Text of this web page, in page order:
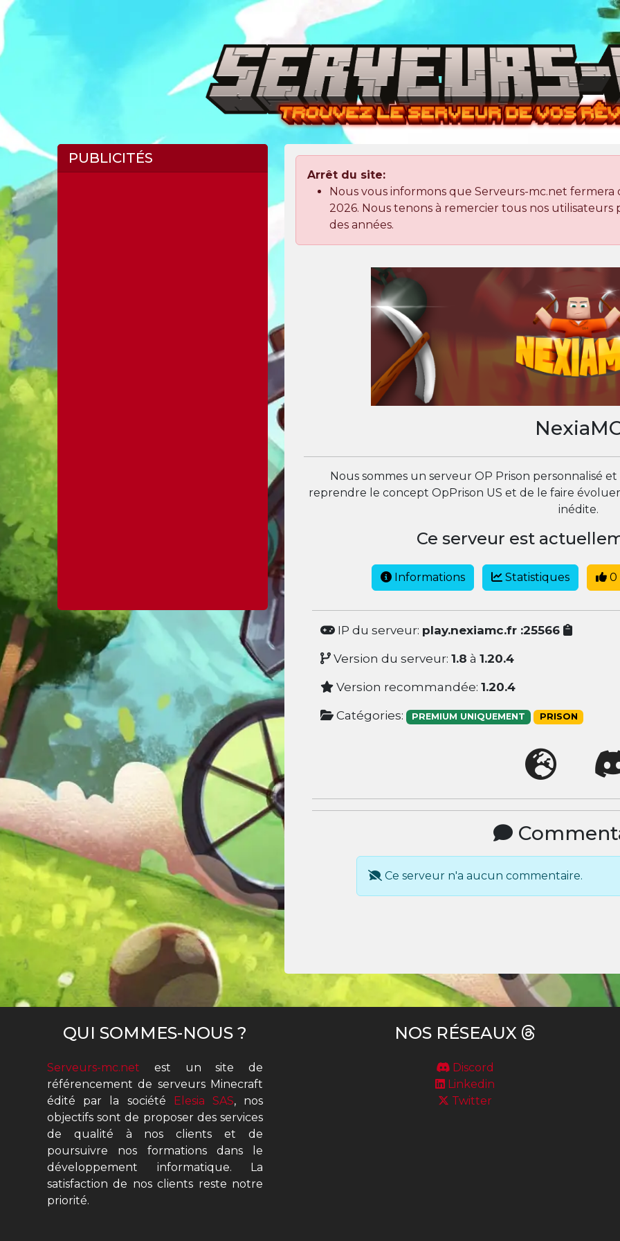
PUBLICITÉS
Arrêt du site:
Nous vous informons que Serveurs-mc.net
2026. Nous tenons à remercier tous nos
des années.
Nous sommes un serveur OP Prison personnalisé
reprendre le concept OpPrison US et de le faire
inédite.
Ce serveur est
Informations Statistiques 0
IP du serveur: play.nexiamc.fr :25566
Version du serveur: 1.8 à 1.20.4
Version recommandée: 1.20.4
Catégories: PREMIUM UNIQUEMENT PRISON
Ce serveur n'a aucun commentaire.
QUI SOMMES-NOUS ?
Serveurs-mc.net est un site de
référencement de serveurs Minecraft
édité par la société
Elesia SAS, nos
objectifs sont de proposer des services
de qualité à nos clients et de
poursuivre nos formations dans le
développement informatique. La
satisfaction de nos clients reste notre
priorité.
NOS RÉSEAUX
Discord
Linkedin
Twitter